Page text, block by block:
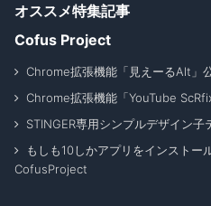
オススメ特集記事
Cofus Project
Chrome拡張機能「見えーるAlt」
Chrome拡張機能「YouTube
STINGER専用シンプルデザイン子
もしも10しかアプリをインストー
CofusProject